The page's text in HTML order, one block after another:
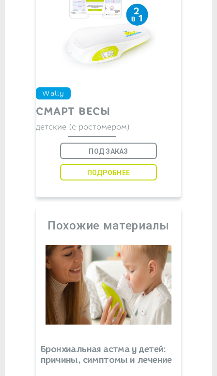
Wally
СМАРТ ВЕСЫ
детские (с ростомером)
ПОД ЗАКАЗ
ПОДРОБНЕЕ
Похожие материалы
Бронхиальная астма у детей:
причины, симптомы и лечение